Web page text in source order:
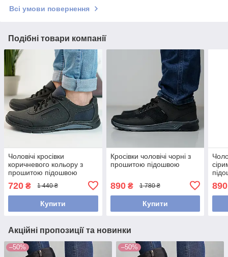
Всі умови повернення
Подібні товари компанії
Чоловічі кросівки
коричневого кольору з
прошитою підошвою
720 ₴ 1 440 ₴
Купити
Кросівки чоловічі чорні з
прошитою підошвою
890₴ 1 780 ₴
Купити
890
Акційні пропозиції та новинки
–50% –50%